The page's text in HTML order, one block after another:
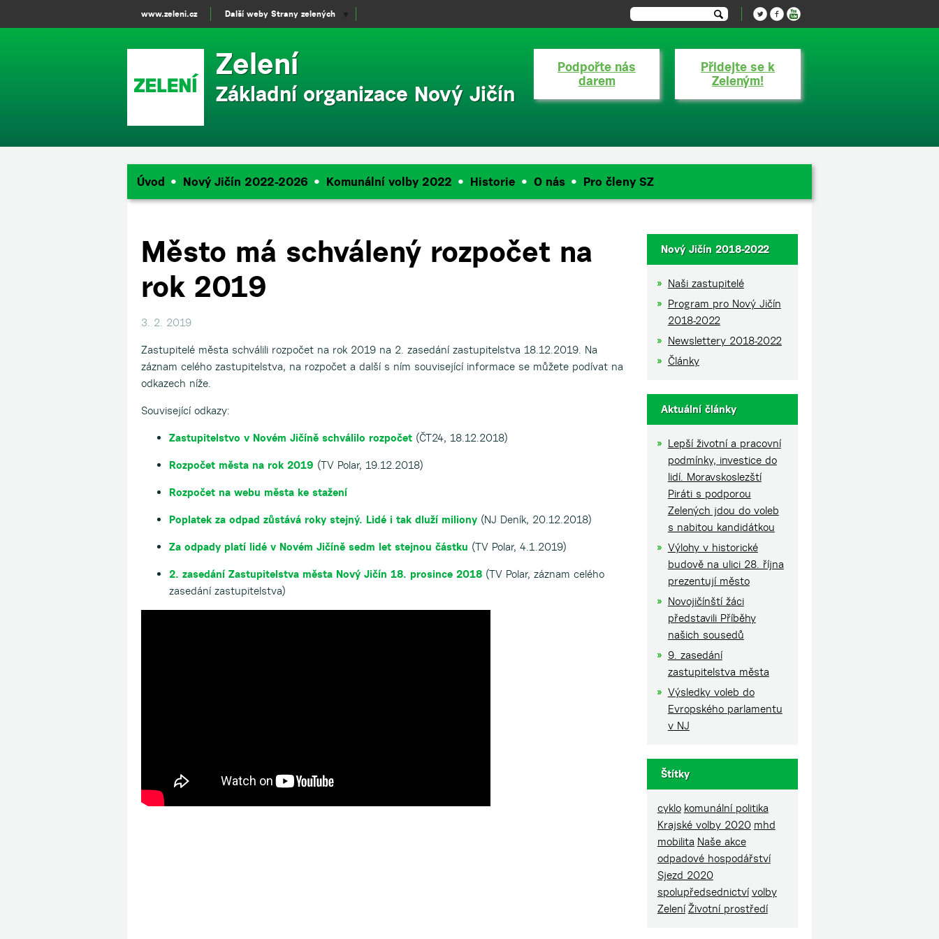
Zelení
Základní organizace Nový Jičín
Přidejte se k
Zeleným!
Podpořte nás
darem
Úvod Nový Jičín 2022-2026 Komunální volby 2022 Historie O nás Pro členy SZ
Město má schválený rozpočet na
rok 2019
3. 2. 2019
Zastupitelé města schválili rozpočet na rok 2019 na 2. zasedání zastupitelstva 18.12.2019. Na
záznam celého zastupitelstva, na rozpočet a další s ním související informace se můžete podívat na
odkazech níže.
Související odkazy:
Zastupitelstvo v Novém Jičíně schválilo rozpočet (ČT24, 18.12.2018)
Rozpočet města na rok 2019 (TV Polar, 19.12.2018)
Rozpočet na webu města ke stažení
Poplatek za odpad zůstává roky stejný. Lidé i tak dluží miliony (NJ Deník, 20.12.2018)
Za odpady platí lidé v Novém Jičíně sedm let stejnou částku (TV Polar, 4.1.2019)
2. zasedání Zastupitelstva města Nový Jičín 18. prosince 2018 (TV Polar, záznam celého
zasedání zastupitelstva)
Nový Jičín 2018-2022
Naši zastupitelé
Program pro Nový Jičín
2018-2022
Newslettery 2018-2022
Články
Aktuální články
Lepší životní a pracovní
podmínky, investice do
lidí. Moravskoslezští
Piráti s podporou
Zelených jdou do voleb
s nabitou kandidátkou
Výlohy v historické
budově na ulici 28. října
prezentují město
Novojičínští žáci
představili Příběhy
našich sousedů
9. zasedání
zastupitelstva města
Výsledky voleb do
Evropského parlamentu
v NJ
Štítky
cyklo komunální politika
Krajské volby 2020 mhd
mobilita Naše akce
odpadové hospodářství
Sjezd 2020
spolupředsednictví volby
Zelení Životní prostředí
www.zeleni.cz Další weby Strany zelených ▼